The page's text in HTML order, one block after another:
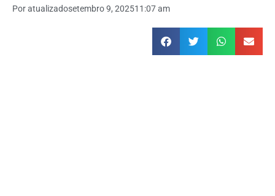
Poratualizadosetembro 9, 202511:07 am